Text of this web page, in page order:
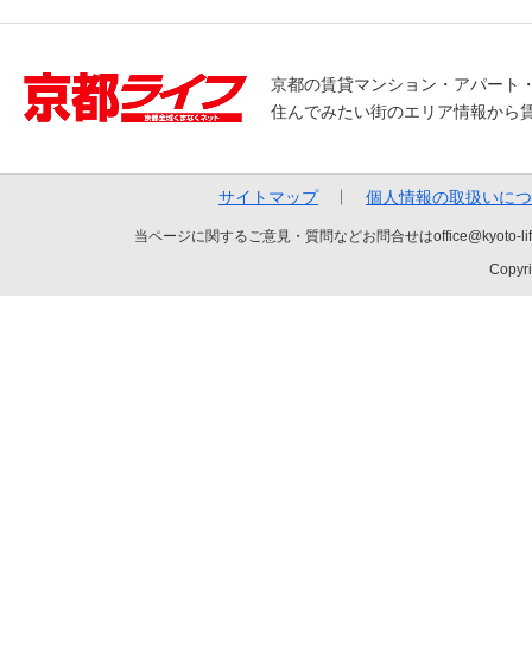
京都の賃貸マンション・アパート
住んでみたい街のエリア情報から
サイトマップ 個人情報の取扱いに
当ページに関するご意見・質問などお問合せは